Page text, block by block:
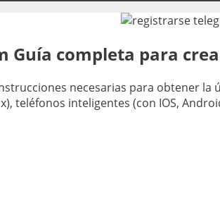
Guía completa para
necesarias para obtener
teléfonos inteligentes (con IOS,